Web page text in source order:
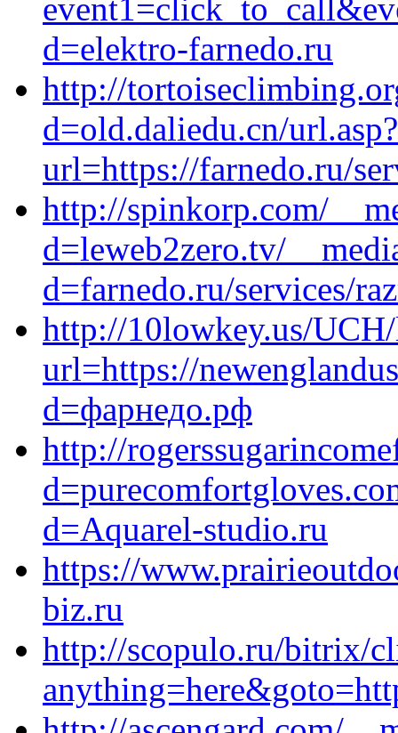
d=elektro-farnedo.ru
http://
d=old.daliedu.cn/url.asp?
url=https://farnedo.ru/
http://spinkorp.com/
d=leweb2zero.tv/
d=farnedo.ru/services/
http://10lowkey.us/
url=https://
d=фарнедо.рф
http://
d=Aquarel-studio.ru
https://
biz.ru
http://scopulo.ru/bitrix/